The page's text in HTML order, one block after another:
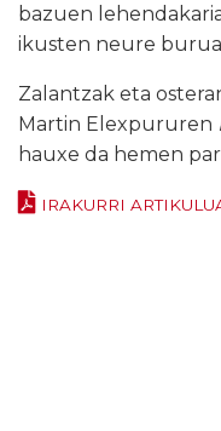
bazuen
ikusten neure
Zalantzak eta
Martin Elexpururen
hauxe da hemen
IRAKURRI